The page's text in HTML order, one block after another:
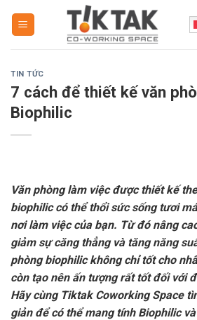
TIN TỨC
7 cách để thiết kế văn
Biophilic
Văn phòng làm việc được thiết kế
biophilic có thể thổi sức sống tươi
nơi làm việc của bạn. Từ đó nâng
giảm sự căng thẳng và tăng năng
phòng biophilic không chỉ tốt cho
còn tạo nên ấn tượng rất tốt đối với
Hãy cùng Tiktak Coworking Space
giản để có thể mang tính Biophilic